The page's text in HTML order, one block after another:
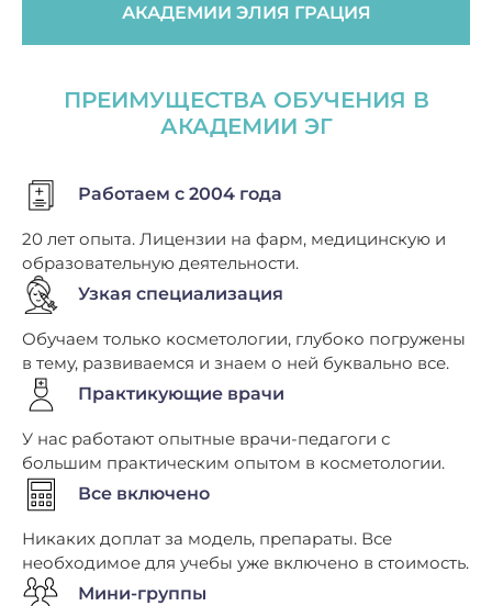
АКАДЕМИИ ЭЛИЯ ГРАЦИЯ
ПРЕИМУЩЕСТВА ОБУЧЕНИЯ В
АКАДЕМИИ ЭГ
Работаем с 2004 года
20 лет опыта. Лицензии на фарм, медицинскую и
образовательную деятельности.
Узкая специализация
Обучаем только косметологии, глубоко погружены
в тему, развиваемся и знаем о ней буквально все.
Практикующие врачи
У нас работают опытные врачи-педагоги с
большим практическим опытом в косметологии.
Все включено
Никаких доплат за модель, препараты. Все
необходимое для учебы уже включено в стоимость.
Мини-группы